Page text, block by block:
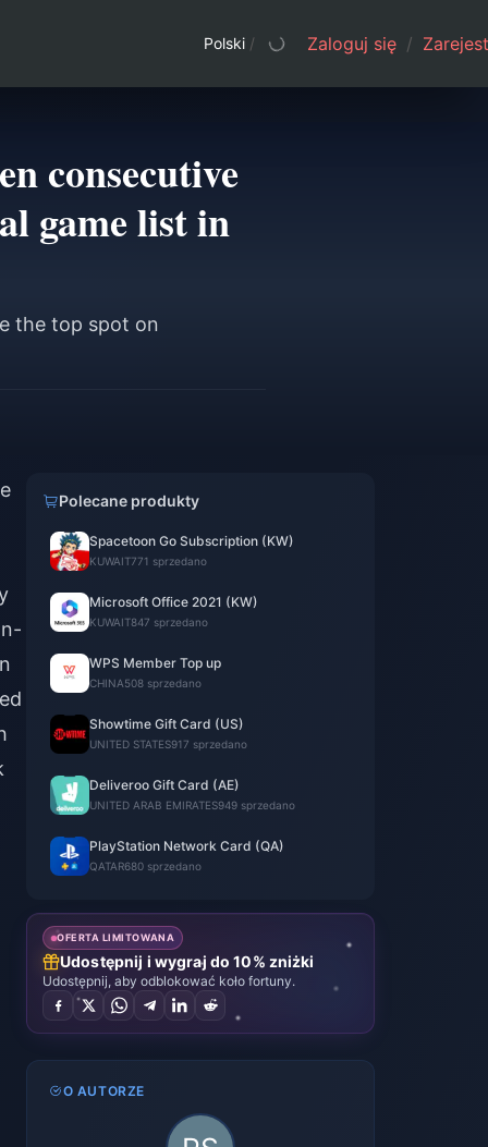
Polski / Zaloguj się /
consecutive
game list in
the top spot on
Polecane produkty
Spacetoon Go Subscription (KW)
KUWAIT771 sprzedano
Microsoft Office 2021 (KW)
KUWAIT847 sprzedano
WPS Member Top up
CHINA508 sprzedano
Showtime Gift Card (US)
UNITED STATES917 sprzedano
Deliveroo Gift Card (AE)
UNITED ARAB EMIRATES949 sprzedano
PlayStation Network Card (QA)
QATAR680 sprzedano
OFERTA LIMITOWANA
Udostępnij i wygraj do 10% zniżki
Udostępnij, aby odblokować koło fortuny.
O AUTORZE